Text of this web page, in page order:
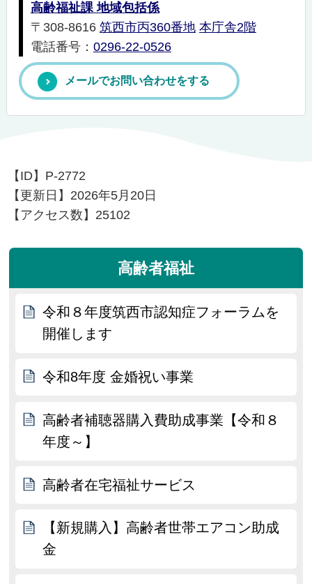
高齢福祉課 地域包括係
〒308-8616 筑西市丙360番地 本庁舎2階
電話番号： 0296-22-0526
メールでお問い合わせをする
【ID】 P-2772
【更新日】 2026年5月20日
【アクセス数】 25102
高齢者福祉
令和８年度筑西市認知症フォーラムを
開催します
令和8年度 金婚祝い事業
高齢者補聴器購入費助成事業【令和８
年度～】
高齢者在宅福祉サービス
【新規購入】高齢者世帯エアコン助成
金